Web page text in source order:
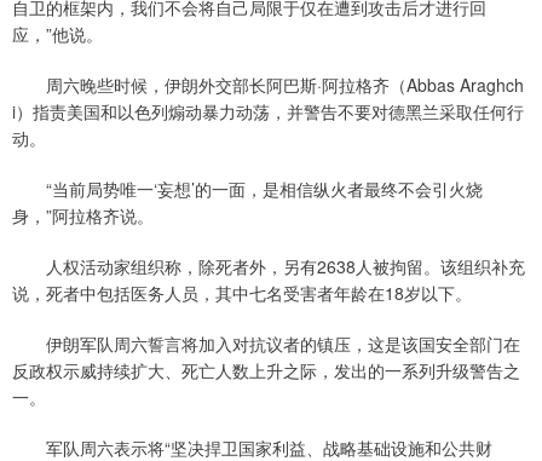
自卫的框架内，我们不会将自己局限于仅在遭到攻击后才进行回
应，”他说。
周六晚些时候，伊朗外交部长阿巴斯·阿拉格齐（Abbas Araghch
i）指责美国和以色列煽动暴力动荡，并警告不要对德黑兰采取任何行
动。
“当前局势唯一‘妄想’的一面，是相信纵火者最终不会引火烧
身，”阿拉格齐说。
人权活动家组织称，除死者外，另有2638人被拘留。该组织补充
说，死者中包括医务人员，其中七名受害者年龄在18岁以下。
伊朗军队周六誓言将加入对抗议者的镇压，这是该国安全部门在
反政权示威持续扩大、死亡人数上升之际，发出的一系列升级警告之
一。
军队周六表示将“坚决捍卫国家利益、战略基础设施和公共财